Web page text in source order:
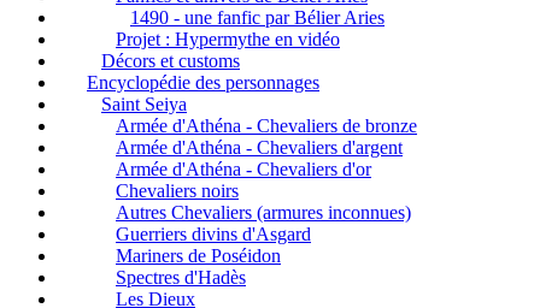
1490 - une fanfic par Bélier Aries
Projet : Hypermythe en vidéo
Décors et customs
Encyclopédie des personnages
Saint Seiya
Armée d'Athéna - Chevaliers de bronze
Armée d'Athéna - Chevaliers d'argent
Armée d'Athéna - Chevaliers d'or
Chevaliers noirs
Autres Chevaliers (armures inconnues)
Guerriers divins d'Asgard
Mariners de Poséidon
Spectres d'Hadès
Les Dieux